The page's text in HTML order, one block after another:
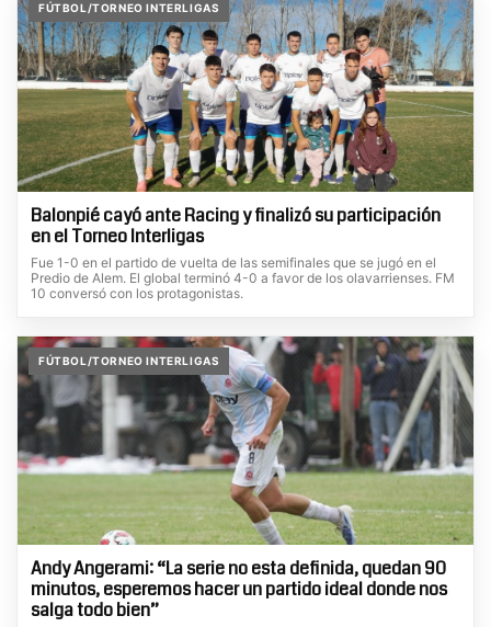
FÚTBOL/TORNEO INTERLIGAS
Balonpié cayó ante Racing y finalizó su participación
en el Torneo Interligas
Fue 1-0 en el partido de vuelta de las semifinales que se jugó en el
Predio de Alem. El global terminó 4-0 a favor de los olavarrienses. FM
10 conversó con los protagonistas.
FÚTBOL/TORNEO INTERLIGAS
Andy Angerami: “La serie no esta definida, quedan 90
minutos, esperemos hacer un partido ideal donde nos
salga todo bien”